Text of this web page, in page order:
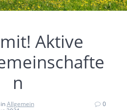
Aktive
n
inAllgemein
0